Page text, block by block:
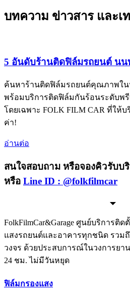
บทความ ข่าวสาร และเ
5 อันดับร้านติดฟิล์มรถยนต์ น
ค้นหาร้านติดฟิล์มรถยนต์คุณภาพใน
พร้อมบริการติดฟิล์มกันร้อนระดับพ
โดยเฉพาะ FOLK FILM CAR ที่ให้
ค่า!
อ่านต่อ
สนใจสอบถาม หรือจองคิวรับบ
หรือ Line ID : @folkfilmcar
FolkFilmCar&Garage ศูนย์บริการติ
แสงรถยนต์และอาคารทุกชนิด รวม
วงจร ด้วยประสบการณ์ในวงการยา
24 ชม. ไม่มีวันหยุด
ฟิล์มกรองแสง